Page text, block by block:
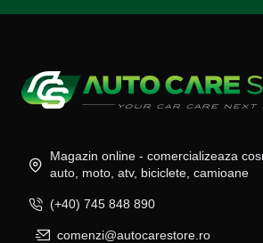
Magazin online - comercializeaza
auto, moto, atv, biciclete, camioane
(+40) 745 848 890
comenzi@autocarestore.ro